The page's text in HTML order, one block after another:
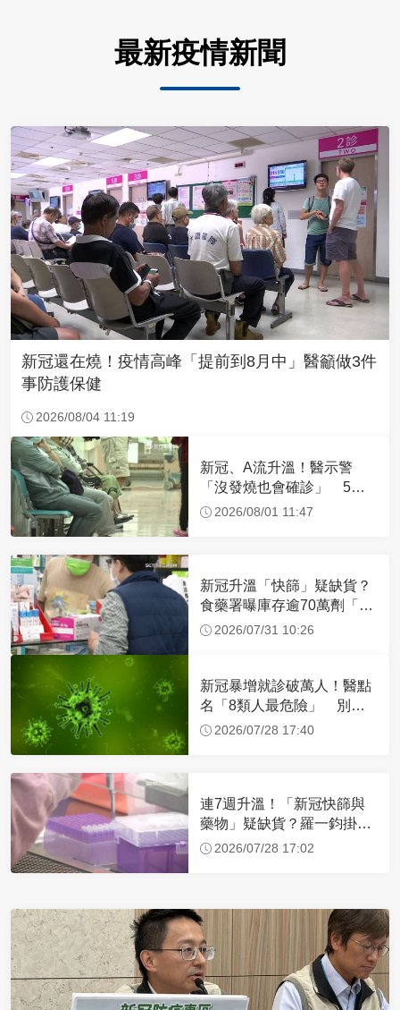
最新疫情新聞
新冠還在燒！疫情高峰「提前到8月中」醫籲做3件
事防護保健
2026/08/04 11:19
新冠、A流升溫！醫示警
「沒發燒也會確診」 5情
況快篩別拖
2026/08/01 11:47
新冠升溫「快篩」疑缺貨？
食藥署曝庫存逾70萬劑「1
萬家門市」穩定供貨
2026/07/31 10:26
新冠暴增就診破萬人！醫點
名「8類人最危險」 別以
為吹冷氣感冒
2026/07/28 17:40
連7週升溫！「新冠快篩與
藥物」疑缺貨？羅一鈞掛保
證：庫存充足
2026/07/28 17:02